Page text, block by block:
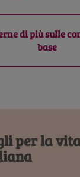
di più sulle
base
per la